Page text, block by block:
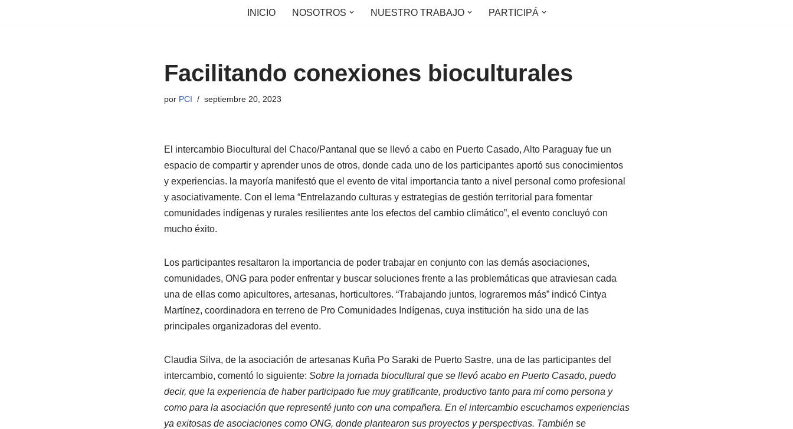
INICIO NOSOTROS NUESTRO TRABAJO PARTICIPÁ
Facilitando conexiones bioculturales
por PCI septiembre 20, 2023
El intercambio Biocultural del Chaco/Pantanal que se llevó a cabo en Puerto Casado, Alto Paraguay fue un
espacio de compartir y aprender unos de otros, donde cada uno de los participantes aportó sus conocimientos
y experiencias. la mayoría manifestó que el evento de vital importancia tanto a nivel personal como profesional
y asociativamente. Con el lema “Entrelazando culturas y estrategias de gestión territorial para fomentar
comunidades indígenas y rurales resilientes ante los efectos del cambio climático”, el evento concluyó con
mucho éxito.
Los participantes resaltaron la importancia de poder trabajar en conjunto con las demás asociaciones,
comunidades, ONG para poder enfrentar y buscar soluciones frente a las problemáticas que atraviesan cada
una de ellas como apicultores, artesanas, horticultores. “Trabajando juntos, lograremos más” indicó Cintya
Martínez, coordinadora en terreno de Pro Comunidades Indígenas, cuya institución ha sido una de las
principales organizadoras del evento.
Claudia Silva, de la asociación de artesanas Kuña Po Saraki de Puerto Sastre, una de las participantes del
intercambio, comentó lo siguiente: Sobre la jornada biocultural que se llevó acabo en Puerto Casado, puedo
decir, que la experiencia de haber participado fue muy gratificante, productivo tanto para mí como persona y
como para la asociación que representé junto con una compañera. En el intercambio escuchamos experiencias
ya exitosas de asociaciones como ONG, donde plantearon sus proyectos y perspectivas. También se